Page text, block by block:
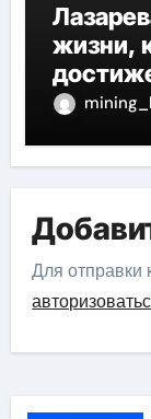
жизни,
Для отправки